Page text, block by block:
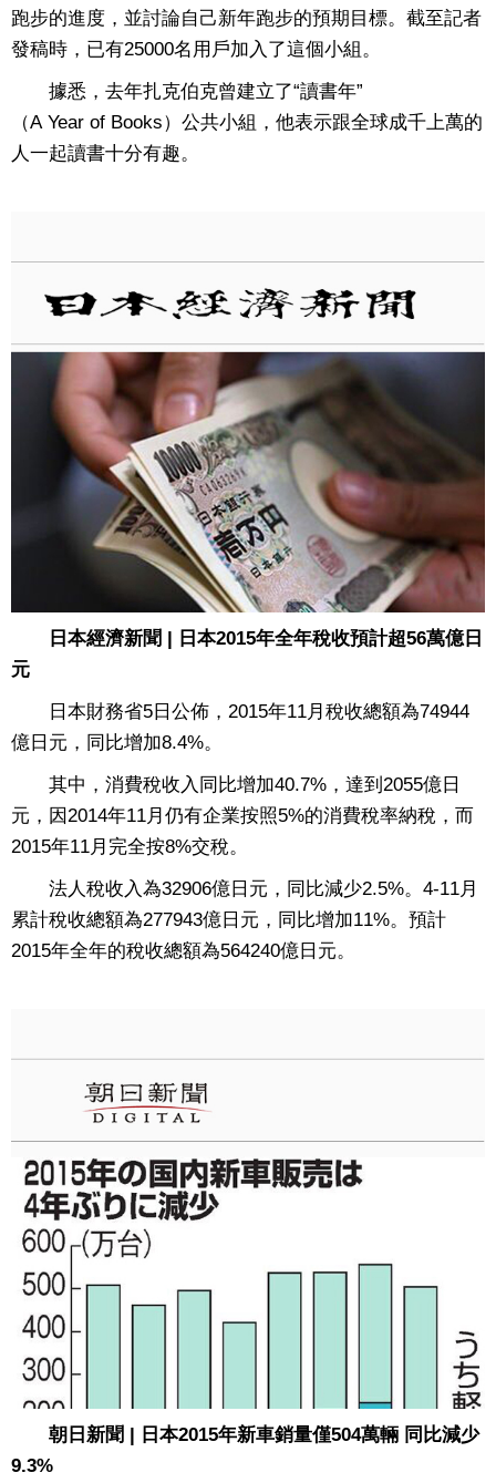
跑步的進度，並討論自己新年跑步的預期目標。截至記者
發稿時，已有25000名用戶加入了這個小組。
據悉，去年扎克伯克曾建立了“讀書年”
（A Year of Books）公共小組，他表示跟全球成千上萬的
人一起讀書十分有趣。
日本經濟新聞 | 日本2015年全年稅收預計超56萬億日
元
日本財務省5日公佈，2015年11月稅收總額為74944
億日元，同比增加8.4%。
其中，消費稅收入同比增加40.7%，達到2055億日
元，因2014年11月仍有企業按照5%的消費稅率納稅，而
2015年11月完全按8%交稅。
法人稅收入為32906億日元，同比減少2.5%。4-11月
累計稅收總額為277943億日元，同比增加11%。預計
2015年全年的稅收總額為564240億日元。
朝日新聞 | 日本2015年新車銷量僅504萬輛 同比減少
9.3%